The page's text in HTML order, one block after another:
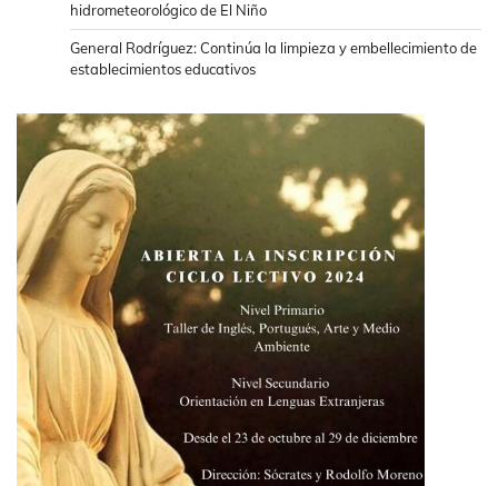
hidrometeorológico de El Niño
General Rodríguez: Continúa la limpieza y embellecimiento de
establecimientos educativos